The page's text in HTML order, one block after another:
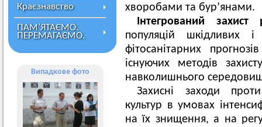
Краєзнавство
ПАМ’ЯТАЄМО.
ПЕРЕМАГАЄМО.
Випадкове фото
хворобами та бур’янами.
Інтегрований захист
популяцій шкідливих
фітосанітарних
існуючих методів
навколишнього
Захисні заходи проти
культур в умовах
на їх знищення, а на